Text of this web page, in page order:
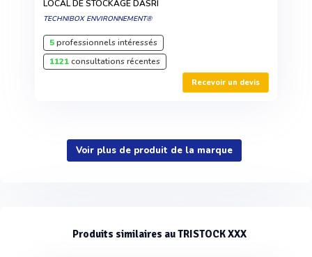
LOCAL DE STOCKAGE DASRI
TECHNIBOX ENVIRONNEMENT®
5professionnels intéressés
1121consultations récentes
Recevoir un devis
Voir plus de produit de la marque
Produits similaires au TRISTOCK XXX